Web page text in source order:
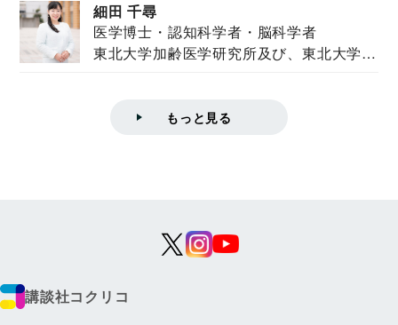
細田 千尋
医学博士・認知科学者・脳科学者
東北大学加齢医学研究所及び、東北大学大
もっと見る
講談社コクリコ